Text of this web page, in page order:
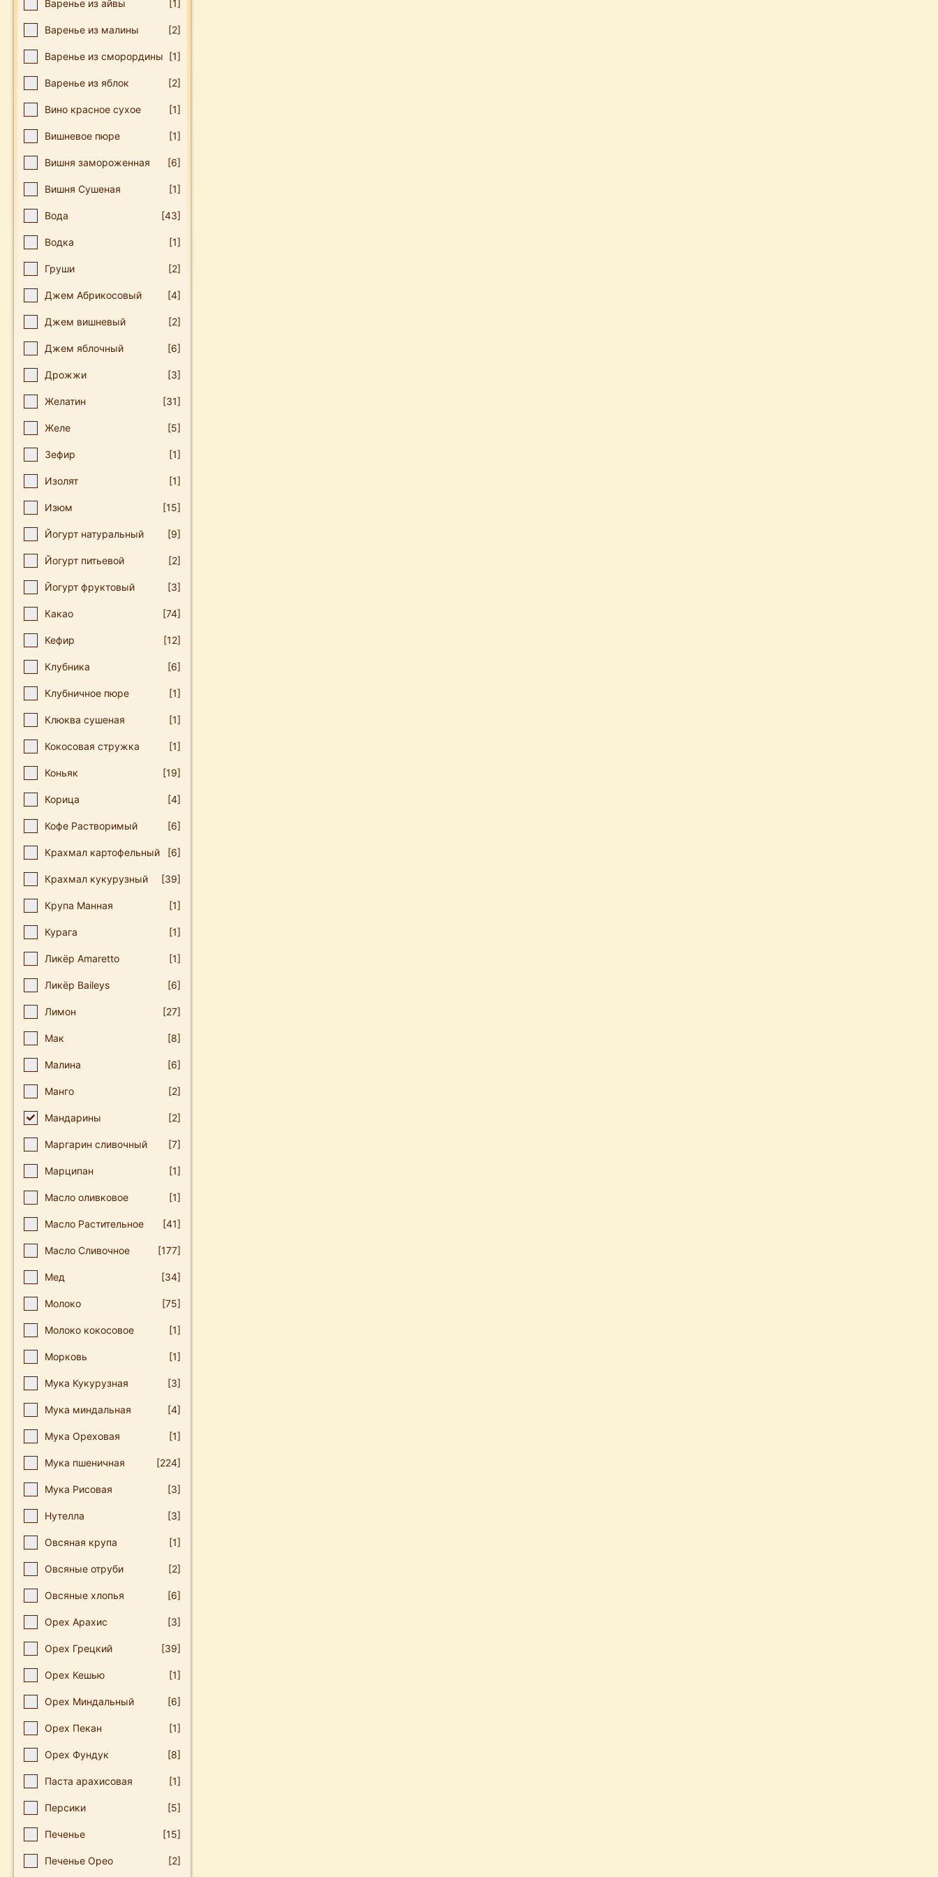
Варенье из айвы [1]
Варенье из малины [2]
Варенье из сморордины [1]
Варенье из яблок [2]
Вино красное сухое [1]
Вишневое пюре [1]
Вишня замороженная [6]
Вишня Сушеная [1]
Вода [43]
Водка [1]
Груши [2]
Джем Абрикосовый [4]
Джем вишневый [2]
Джем яблочный [6]
Дрожжи [3]
Желатин [31]
Желе [5]
Зефир [1]
Изолят [1]
Изюм [15]
Йогурт натуральный [9]
Йогурт питьевой [2]
Йогурт фруктовый [3]
Какао [74]
Кефир [12]
Клубника [6]
Клубничное пюре [1]
Клюква сушеная [1]
Кокосовая стружка [1]
Коньяк [19]
Корица [4]
Кофе Растворимый [6]
Крахмал картофельный [6]
Крахмал кукурузный [39]
Крупа Манная [1]
Курага [1]
Ликёр Amaretto [1]
Ликёр Baileys [6]
Лимон [27]
Мак [8]
Малина [6]
Манго [2]
Мандарины [2]
Маргарин сливочный [7]
Марципан [1]
Масло оливковое [1]
Масло Растительное [41]
Масло Сливочное [177]
Мед [34]
Молоко [75]
Молоко кокосовое [1]
Морковь [1]
Мука Кукурузная [3]
Мука миндальная [4]
Мука Ореховая [1]
Мука пшеничная [224]
Мука Рисовая [3]
Нутелла [3]
Овсяная крупа [1]
Овсяные отруби [2]
Овсяные хлопья [6]
Орех Арахис [3]
Орех Грецкий [39]
Орех Кешью [1]
Орех Миндальный [6]
Орех Пекан [1]
Орех Фундук [8]
Паста арахисовая [1]
Персики [5]
Печенье [15]
Печенье Орео [2]